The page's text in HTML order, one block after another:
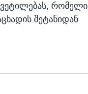
შეტანიდან